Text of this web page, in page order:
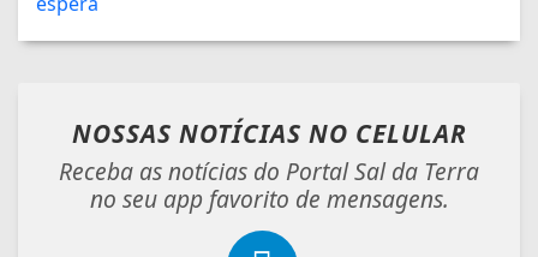
NOSSAS NOTÍCIAS NO CELULAR
Receba as notícias do Portal Sal da Terra
no seu app favorito de mensagens.